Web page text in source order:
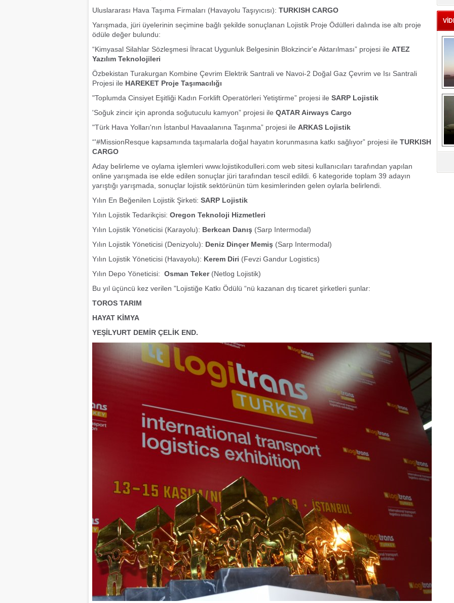
Uluslararası Hava Taşıma Firmaları (Havayolu Taşıyıcısı): TURKISH CARGO
Yarışmada, jüri üyelerinin seçimine bağlı şekilde sonuçlanan Lojistik Proje Ödülleri dalında ise altı proje
ödüle değer bulundu:
“Kimyasal Silahlar Sözleşmesi İhracat Uygunluk Belgesinin Blokzincir'e Aktarılması” projesi ile ATEZ
Yazılım Teknolojileri
Özbekistan Turakurgan Kombine Çevrim Elektrik Santrali ve Navoi-2 Doğal Gaz Çevrim ve Isı Santrali
Projesi ile HAREKET Proje Taşımacılığı
"Toplumda Cinsiyet Eşitliği Kadın Forklift Operatörleri Yetiştirme” projesi ile SARP Lojistik
'Soğuk zincir için apronda soğutuculu kamyon” projesi ile QATAR Airways Cargo
"Türk Hava Yolları'nın İstanbul Havaalanına Taşınma” projesi ile ARKAS Lojistik
“'#MissionResque kapsamında taşımalarla doğal hayatın korunmasına katkı sağlıyor” projesi ile TURKISH
CARGO
Aday belirleme ve oylama işlemleri www.lojistikodulleri.com web sitesi kullanıcıları tarafından yapılan
online yarışmada ise elde edilen sonuçlar jüri tarafından tescil edildi. 6 kategoride toplam 39 adayın
yarıştığı yarışmada, sonuçlar lojistik sektörünün tüm kesimlerinden gelen oylarla belirlendi.
Yılın En Beğenilen Lojistik Şirketi: SARP Lojistik
Yılın Lojistik Tedarikçisi: Oregon Teknoloji Hizmetleri
Yılın Lojistik Yöneticisi (Karayolu): Berkcan Danış (Sarp Intermodal)
Yılın Lojistik Yöneticisi (Denizyolu): Deniz Dinçer Memiş (Sarp Intermodal)
Yılın Lojistik Yöneticisi (Havayolu): Kerem Diri (Fevzi Gandur Logistics)
Yılın Depo Yöneticisi: Osman Teker (Netlog Lojistik)
Bu yıl üçüncü kez verilen "Lojistiğe Katkı Ödülü “nü kazanan dış ticaret şirketleri şunlar:
TOROS TARIM
HAYAT KİMYA
YEŞİLYURT DEMİR ÇELİK END.